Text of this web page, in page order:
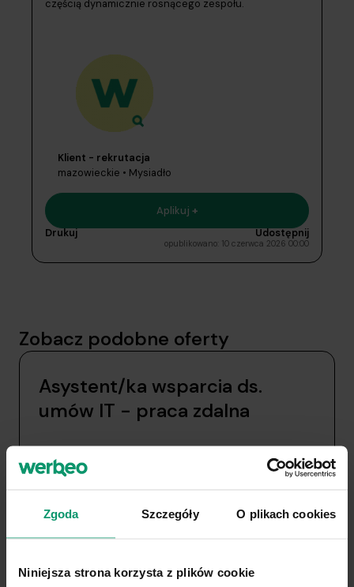
Zgoda Szczegóły O plikach cookies
Niniejsza strona korzysta z plików cookie
Aplikuj +
Drukuj
Udostępnij
opublikowano: 10 czerwca 2026 00:00
częścią dynamicznie rosnącego zespołu.
Klient - rekrutacja
mazowieckie • Mysiadło
Zobacz podobne oferty
Asystent/ka wsparcia ds.
umów IT - praca zdalna
Rekrutacja na zlecenie Cała Polska